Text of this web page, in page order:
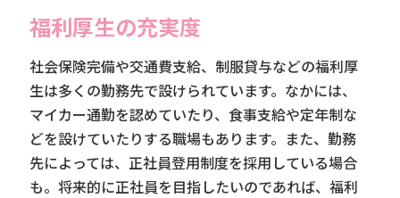
福利厚生の充実度
社会保険完備や交通費支給、制服貸与などの福利厚
生は多くの勤務先で設けられています。なかには、
マイカー通勤を認めていたり、食事支給や定年制な
どを設けていたりする職場もあります。また、勤務
先によっては、正社員登用制度を採用している場合
も。将来的に正社員を目指したいのであれば、福利